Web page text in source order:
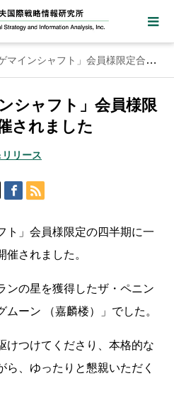
シャフト」会員様限定合同懇親会が開催されました
シャフト」会員様限
されました
リース
ト」会員様限定の四半期に一
催されました。
ンの星を獲得したザ・ペニン
ーン （嘉麟楼）」でした。
けつけてくださり、本格的な
ら、ゆったりと懇親いただく